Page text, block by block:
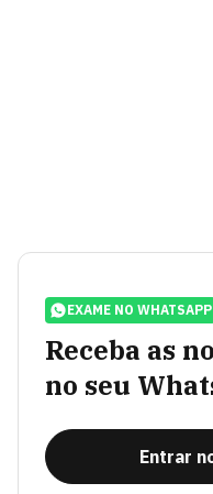
EXAME NO WHATSAPP
Receba as
no seu
Entrar